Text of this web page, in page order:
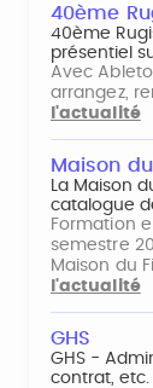
40ème
40ème
présentiel
Avec
arrangez,
l'actualité
Maison
La Maison
catalogue
Formation
semestre
Maison du
l'actualité
GHS
GHS -
contrat,